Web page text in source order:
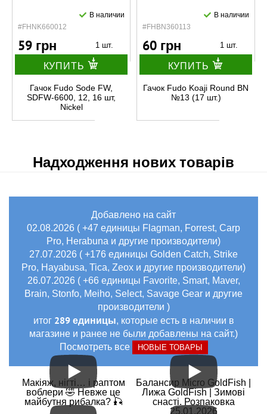
#FHNK660012
В наличии
59 грн 1 шт.
КУПИТЬ
Гачок Fudo Sode FW,
SDFW-6600, 12, 16 шт,
Nickel
#FHBN360113
В наличии
60 грн 1 шт.
КУПИТЬ
Гачок Fudo Koaji Round BN
№13 (17 шт.)
Надходження нових товарів
Добавлено на сайт
02.08.2026 ( +47 единицы Flagman, Forrest, Carp
Pro, Herabuna и другие производители)
27.07.2026 ( +176 единицы Golden Catch, Strike
Pro, Hayabusa, Tica, Zeox и другие производители)
26.07.2026 ( +66 единицы Favorite, Smart, Maver,
Brain, Stonfo, Meiho, Select, Savage Gear и другие
производители )
итог 289 единицы, которые есть в наличии в
магазине и ранее не были добавлены на сайт.)
Посмотреть все
НОВЫЕ ТОВАРЫ
Макіяж, нігті… і раптом
воблери 🤣 Невже це
майбутня рибалка? 🎣
Балансир Micro GoldFish |
Лижа GoldFish | Зимові
снасті. Розпаковка
25.01.2026